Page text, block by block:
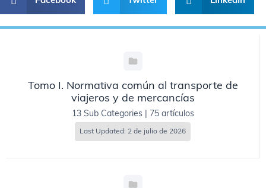
Tomo I. Normativa común al transporte de
viajeros y de mercancías
13 Sub Categories 75 artículos
Last Updated: 2 de julio de 2026